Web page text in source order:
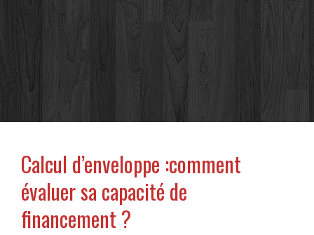
Calcul d’enveloppe :comment
évaluer sa capacité de
financement ?